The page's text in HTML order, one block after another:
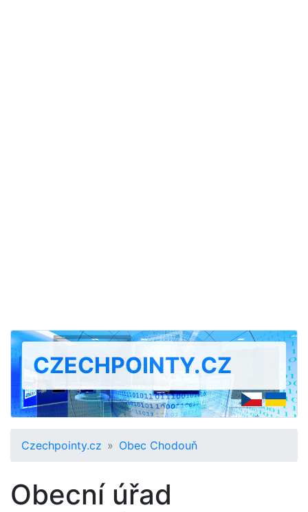
CZECHPOINTY.CZ
Czechpointy.cz Obec Chodouň
Obecní úřad